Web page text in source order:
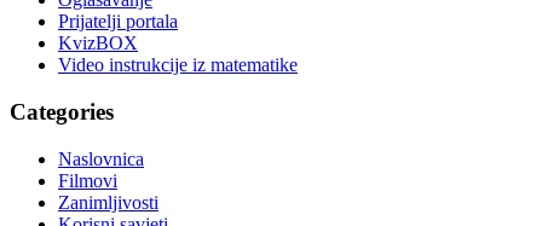
Prijatelji portala
KvizBOX
Video instrukcije iz matematike
Categories
Naslovnica
Filmovi
Zanimljivosti